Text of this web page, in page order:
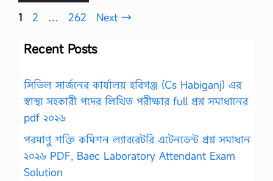
Page
1 Page
2 … Page
262 Next →
Recent Posts
সিভিল সার্জনের কার্যালয় হবিগঞ্জ (Cs Habiganj) এর
স্বাস্থ্য সহকারী পদের লিখিত পরীক্ষার full প্রশ্ন সমাধানের
pdf ২০২৬
পরমাণু শক্তি কমিশন ল্যাবরেটরি এটেনডেন্ট প্রশ্ন সমাধান
২০২৬ PDF, Baec Laboratory Attendant Exam
Solution